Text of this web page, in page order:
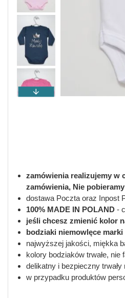
zamówienia realizujemy w
zamówienia, Nie
dostawa Poczta oraz Inpost
100% MADE IN POLAND -
jeśli chcesz zmienić kolor
bodziaki niemowlęce
najwyższej jakości, miękka
kolory bodziaków trwałe, nie
delikatny i bezpieczny trwały
w przypadku produktów